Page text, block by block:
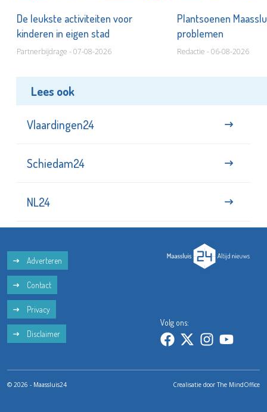
De leukste activiteiten voor
kinderen in eigen stad
Partnerbijdrage - 07-08-2026
Plantsoenen
problemen
Redactie - 06-08-2026
Lees ook
Vlaardingen24
Schiedam24
NL24
Adverteren
Contact
Privacy
Disclaimer
Volg ons:
© 2026 - Maassluis24 Crealisatie doorThe MindOffice